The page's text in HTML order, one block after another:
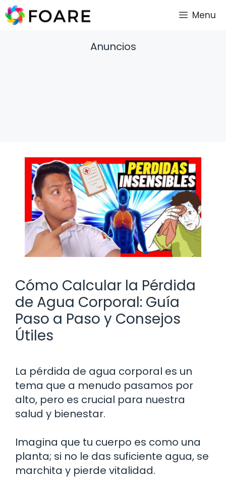
Saltar
al
Menu
Anuncios
Cómo Calcular la Pérdida
de Agua Corporal: Guía
Paso a Paso y Consejos
Útiles
La pérdida de agua corporal es un
tema que a menudo pasamos por
alto, pero es crucial para nuestra
salud y bienestar.
Imagina que tu cuerpo es como una
planta; si no le das suficiente agua, se
marchita y pierde vitalidad.